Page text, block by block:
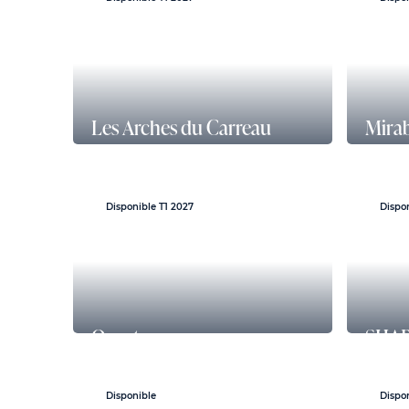
Les Arches du Carreau
Disponible T1 2027
Quarter
Disponible